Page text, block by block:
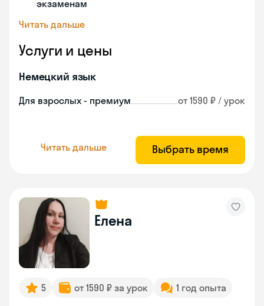
экзаменам
Читать дальше
Услуги и цены
Немецкий язык
Для взрослых - премиум от 1590 ₽ / урок
Читать дальше Выбрать время
Елена
5 от 1590 ₽ за урок 1 год опыта